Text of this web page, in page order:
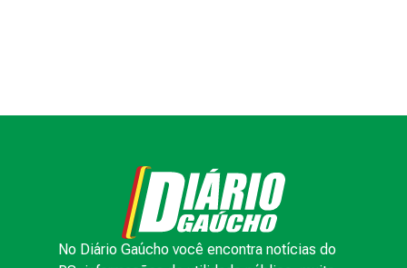
No Diário Gaúcho você encontra notícias do